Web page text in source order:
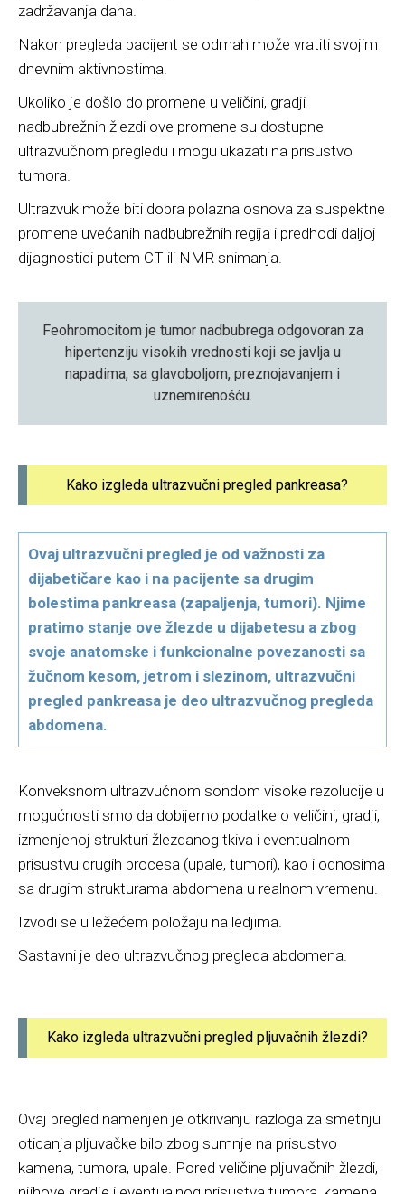
zadržavanja daha.
Nakon pregleda pacijent se odmah može vratiti svojim
dnevnim aktivnostima.
Ukoliko je došlo do promene u veličini, gradji
nadbubrežnih žlezdi ove promene su dostupne
ultrazvučnom pregledu i mogu ukazati na prisustvo
tumora.
Ultrazvuk može biti dobra polazna osnova za suspektne
promene uvećanih nadbubrežnih regija i predhodi daljoj
dijagnostici putem CT ili NMR snimanja.
Feohromocitom je tumor nadbubrega odgovoran za
hipertenziju visokih vrednosti koji se javlja u
napadima, sa glavoboljom, preznojavanjem i
uznemirenošću.
Kako izgleda ultrazvučni pregled pankreasa?
Ovaj ultrazvučni pregled je od važnosti za
dijabetičare kao i na pacijente sa drugim
bolestima pankreasa (zapaljenja, tumori). Njime
pratimo stanje ove žlezde u dijabetesu a zbog
svoje anatomske i funkcionalne povezanosti sa
žučnom kesom, jetrom i slezinom, ultrazvučni
pregled pankreasa je deo ultrazvučnog pregleda
abdomena.
Konveksnom ultrazvučnom sondom visoke rezolucije u
mogućnosti smo da dobijemo podatke o veličini, gradji,
izmenjenoj strukturi žlezdanog tkiva i eventualnom
prisustvu drugih procesa (upale, tumori), kao i odnosima
sa drugim strukturama abdomena u realnom vremenu.
Izvodi se u ležećem položaju na ledjima.
Sastavni je deo ultrazvučnog pregleda abdomena.
Kako izgleda ultrazvučni pregled pljuvačnih žlezdi?
Ovaj pregled namenjen je otkrivanju razloga za smetnju
oticanja pljuvačke bilo zbog sumnje na prisustvo
kamena, tumora, upale. Pored veličine pljuvačnih žlezdi,